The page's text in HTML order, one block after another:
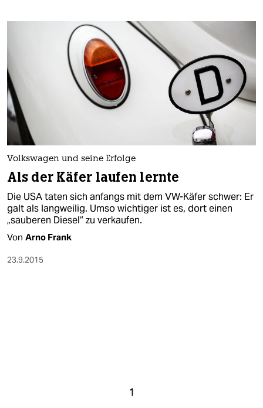
Volkswagen und seine Erfolge
Als der Käfer laufen lernte
Die USA taten sich anfangs mit dem VW-Käfer schwer: Er
galt als langweilig. Umso wichtiger ist es, dort einen
„sauberen Diesel“ zu verkaufen.
Von Arno Frank
23.9.2015
1